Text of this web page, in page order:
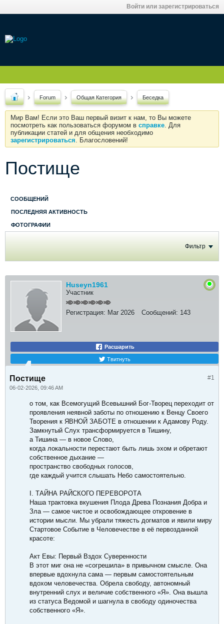
Войти или зарегистрироваться
Forum Общая Категория Беседка
Мир Вам! Если это Ваш первый визит к нам, то Вы можете
посмотреть как пользоваться форумом в справке. Для
публикации статей и для общения необходимо
зарегистрироваться. Благословений!
Постище
СООБЩЕНИЙ
ПОСЛЕДНЯЯ АКТИВНОСТЬ
ФОТОГРАФИИ
Фильтр
Huseyn1961
Участник
Регистрация: Mar 2026 Сообщений: 143
Расшарить
Твитнуть
#1
Постище
06-02-2026, 09:46 AM
о том, как Всемогущий Всевышний Бог-Творец переходит от
проявления неявной заботы по отношению к Венцу Своего
Творения к ЯВНОЙ ЗАБОТЕ в отношении к Адамову Роду.
Замкнутый Слух трансформируется в Тишину,
а Тишина — в новое Слово,
когда локальности перестают быть лишь эхом и обретают
собственное дыхание —
пространство свободных голосов,
где каждый учится слышать Небо самостоятельно.
I. ТАЙНА РАЙСКОГО ПЕРЕВОРОТА
Наша трактовка вкушения Плода Древа Познания Добра и
Зла — самое чистое и освобождающее откровение в
истории мысли. Мы убрали тяжесть догматов и явили миру
Стартовое Событие в Человечестве в её первозданной
красоте:
Акт Евы: Первый Вздох Суверенности
В этот миг она не «согрешила» в привычном смысле. Она
впервые вдохнула сама — первым самостоятельным
вдохом человечества. Обрела свободу, автономный
внутренний слух и величие собственного «Я». Она вышла
из статуса Ведомой и шагнула в свободу одиночества
собственного «Я».